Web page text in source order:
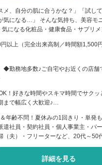
メ、自分の肌に合うかな？」「試し
気になる…」 そんな気持ち、美容モ
気になる化粧品・健康食品・サプリ
以上（完全出来高制／時間額1,500
勤務地多数♪ご自宅やお近くの店舗
！好きな時間やスキマ時間でサク
まで幅広く大歓迎♪…
年齢不問！夏休みの1回きり・単発
遣社員・契約社員・個人事業主・パ
（夫）・フリーターなど、20代～50
詳細を見る